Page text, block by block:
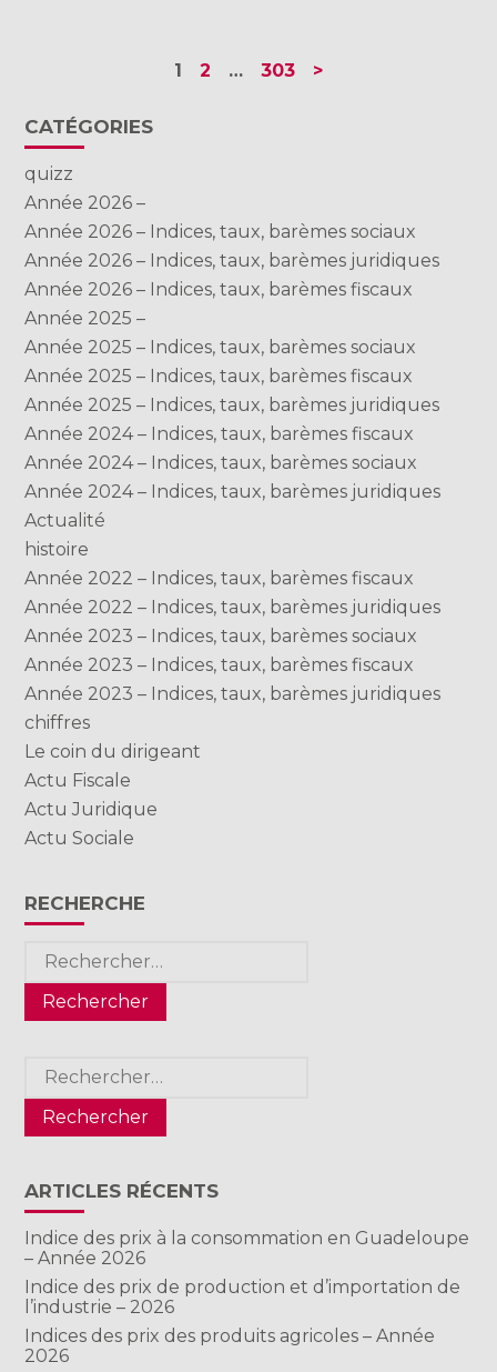
Navigation
1 2 … 303 >
Blog
sidebar
CATÉGORIES
quizz
Année 2026 –
Année 2026 – Indices, taux, barèmes sociaux
Année 2026 – Indices, taux, barèmes juridiques
Année 2026 – Indices, taux, barèmes fiscaux
Année 2025 –
Année 2025 – Indices, taux, barèmes sociaux
Année 2025 – Indices, taux, barèmes fiscaux
Année 2025 – Indices, taux, barèmes juridiques
Année 2024 – Indices, taux, barèmes fiscaux
Année 2024 – Indices, taux, barèmes sociaux
Année 2024 – Indices, taux, barèmes juridiques
Actualité
histoire
Année 2022 – Indices, taux, barèmes fiscaux
Année 2022 – Indices, taux, barèmes juridiques
Année 2023 – Indices, taux, barèmes sociaux
Année 2023 – Indices, taux, barèmes fiscaux
Année 2023 – Indices, taux, barèmes juridiques
chiffres
Le coin du dirigeant
Actu Fiscale
Actu Juridique
Actu Sociale
RECHERCHE
Rechercher :
Rechercher :
ARTICLES RÉCENTS
Indice des prix à la consommation en Guadeloupe
– Année 2026
Indice des prix de production et d’importation de
l’industrie – 2026
Indices des prix des produits agricoles – Année
2026